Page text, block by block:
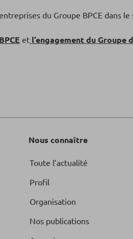
du Groupe BPCE dans
et l’engagement du Groupe
Nous connaître
Toute l’actualité
Profil
Organisation
Nos publications